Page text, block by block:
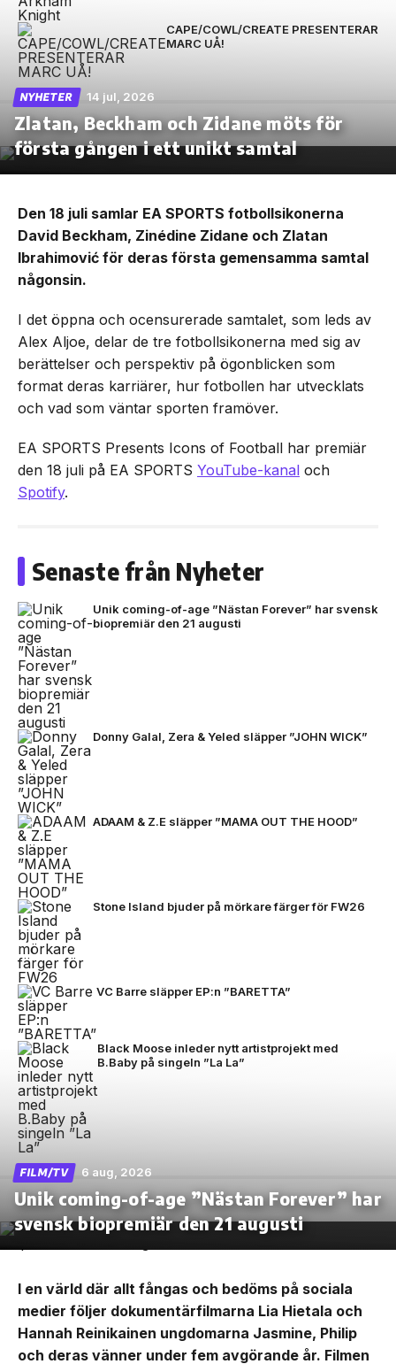
CAPE/COWL/CREATE PRESENTERAR
MARC UÅ!
NYHETER 14 jul, 2026
Zlatan, Beckham och Zidane möts för
första gången i ett unikt samtal
Den 18 juli samlar EA SPORTS fotbollsikonerna
David Beckham, Zinédine Zidane och Zlatan
Ibrahimović för deras första gemensamma samtal
någonsin.
I det öppna och ocensurerade samtalet, som leds av
Alex Aljoe, delar de tre fotbollsikonerna med sig av
berättelser och perspektiv på ögonblicken som
format deras karriärer, hur fotbollen har utvecklats
och vad som väntar sporten framöver.
EA SPORTS Presents Icons of Football har premiär
den 18 juli på EA SPORTS YouTube-kanal och
Spotify.
Senaste från Nyheter
Unik coming-of-age ”Nästan Forever” har svensk
biopremiär den 21 augusti
Donny Galal, Zera & Yeled släpper ”JOHN WICK”
ADAAM & Z.E släpper ”MAMA OUT THE HOOD”
Stone Island bjuder på mörkare färger för FW26
VC Barre släpper EP:n ”BARETTA”
Black Moose inleder nytt artistprojekt med
B.Baby på singeln ”La La”
FILM/TV 6 aug, 2026
Unik coming-of-age ”Nästan Forever” har
svensk biopremiär den 21 augusti
I en värld där allt fångas och bedöms på sociala
medier följer dokumentärfilmarna Lia Hietala och
Hannah Reinikainen ungdomarna Jasmine, Philip
och deras vänner under fem avgörande år. Filmen